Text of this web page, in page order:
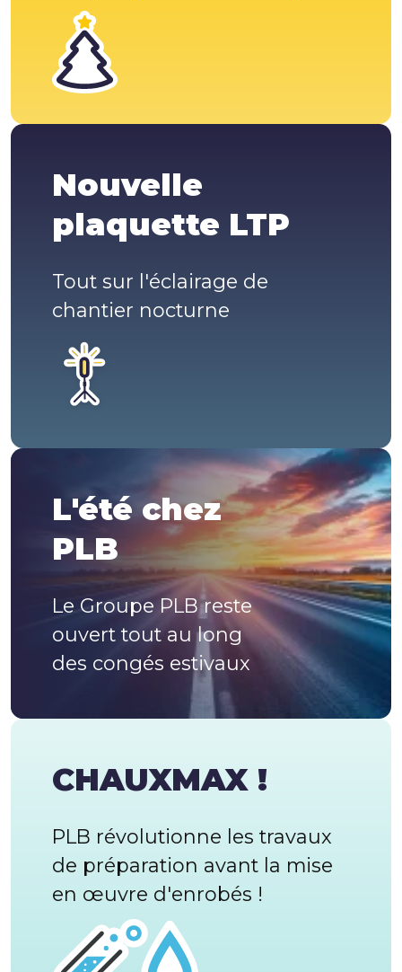
Nouvelle
plaquette LTP
Tout sur l'éclairage de
chantier nocturne
L'été chez
PLB
Le Groupe PLB reste
ouvert tout au long
des congés estivaux
CHAUXMAX !
PLB révolutionne les travaux
de préparation avant la mise
en œuvre d'enrobés !